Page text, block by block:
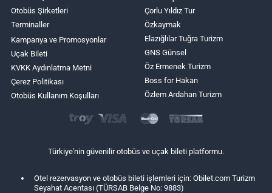
Otobüs Şirketleri
Terminaller
Kampanya ve Promosyonlar
Uçak Bileti
KVKK Aydınlatma Metni
Çerez Politikası
Otobüs Kullanım Koşulları
Çorlu Yıldız Tur
Özkaymak
Elazığlılar Tuğra Turizm
GNS Günsel
Öz Ermenek Turizm
Boss for Hakan
Özlem Ardahan Turizm
Türkiye'nin güvenilir otobüs ve uçak bileti platformu.
Otel rezervasyon ve otobüs bileti işlemleri için: Obilet.com Turizm
Seyahat Acentası (TÜRSAB Belge No: 9883)